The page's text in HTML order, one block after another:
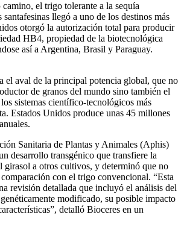
el trigo tolerante a la sequía
santafesinas llegó a uno de los destinos más
otorgó la autorización total para producir
HB4, propiedad de la biotecnológica
así a Argentina, Brasil y Paraguay.
el aval de la principal potencia global, que no
de granos del mundo sino también el
sistemas científico-tecnológicos más
Estados Unidos produce unas 45 millones
Sanitaria de Plantas y Animales (Aphis)
desarrollo transgénico que transfiere la
girasol a otros cultivos, y determinó que no
con el trigo convencional. “Esta
revisión detallada que incluyó el análisis del
modificado, su posible impacto
detalló Bioceres en un